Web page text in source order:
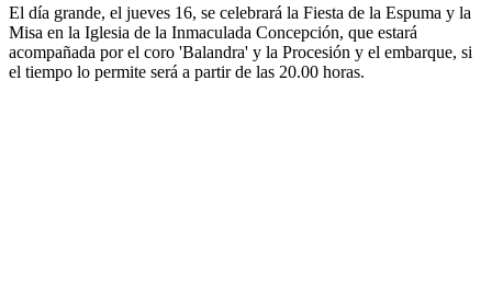
El día grande, el jueves 16, se celebrará la Fiesta de la Espuma y la
Misa en la Iglesia de la Inmaculada Concepción, que estará
acompañada por el coro 'Balandra' y la Procesión y el embarque, si
el tiempo lo permite será a partir de las 20.00 horas.